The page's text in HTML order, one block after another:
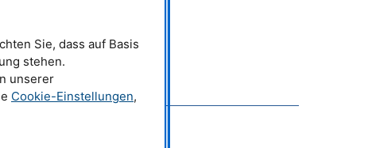
Sie, dass auf Basis
stehen.
unserer
Cookie-Einstellungen,